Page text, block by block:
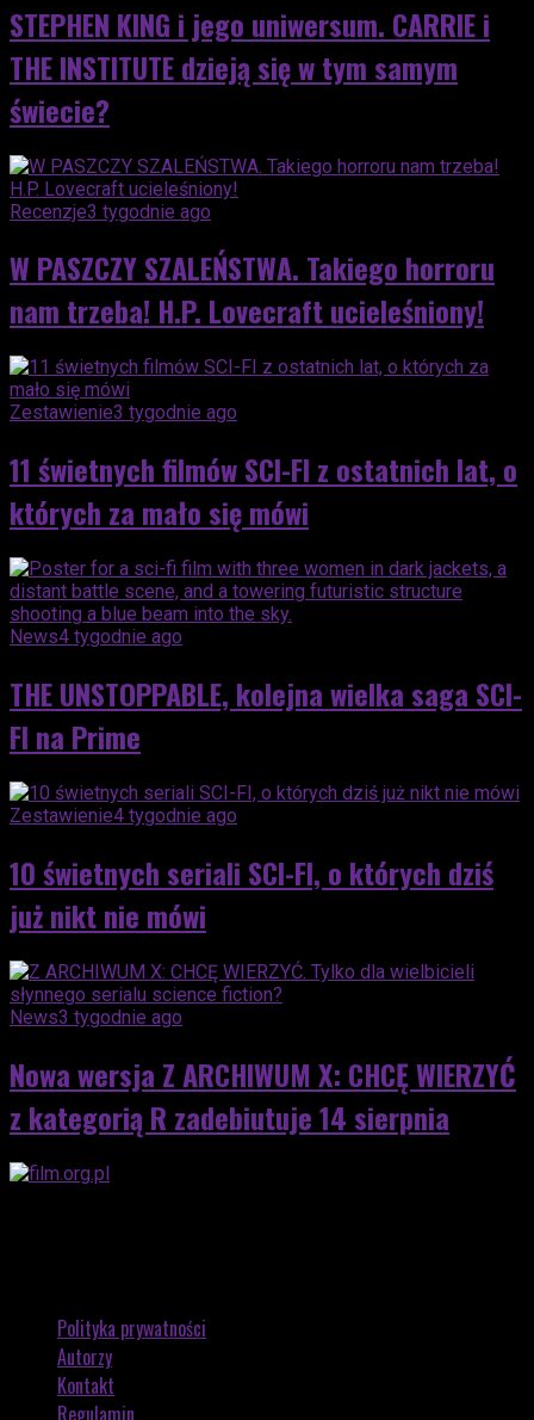
STEPHEN KING i jego uniwersum. CARRIE i
THE INSTITUTE dzieją się w tym samym
świecie?
Recenzje3 tygodnie ago
W PASZCZY SZALEŃSTWA. Takiego horroru
nam trzeba! H.P. Lovecraft ucieleśniony!
Zestawienie3 tygodnie ago
11 świetnych filmów SCI-FI z ostatnich lat, o
których za mało się mówi
News4 tygodnie ago
THE UNSTOPPABLE, kolejna wielka saga SCI-
FI na Prime
Zestawienie4 tygodnie ago
10 świetnych seriali SCI-FI, o których dziś
już nikt nie mówi
News3 tygodnie ago
Nowa wersja Z ARCHIWUM X: CHCĘ WIERZYĆ
z kategorią R zadebiutuje 14 sierpnia
Polityka prywatności
Autorzy
Kontakt
Regulamin